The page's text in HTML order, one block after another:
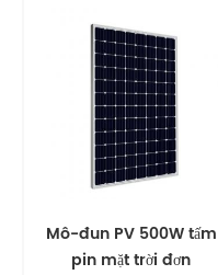
Mô-đun PV 500W tấm
pin mặt trời đơn